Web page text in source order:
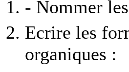
- Nommer
Ecrire les
organiques :